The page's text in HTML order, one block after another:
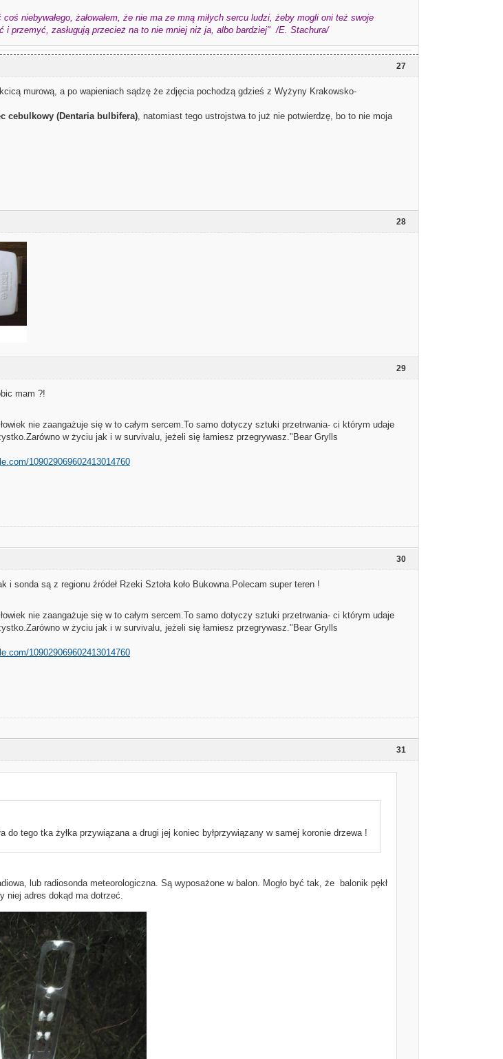
niebywałego, żałowałem, że nie ma ze mną miłych sercu ludzi, żeby mogli oni też swoje
i przemyć, zasługują przecież na to nie mniej niż ja, albo bardziej" /E. Stachura/
27
murową, a po wapieniach sądzę że zdjęcia pochodzą gdzieś z Wyżyny Krakowsko-
cebulkowy (Dentaria bulbifera), natomiast tego ustrojstwa to już nie potwierdzę, bo to nie moja
28
29
mam ?!
nie zaangażuje się w to całym sercem.To samo dotyczy sztuki przetrwania- ci którym udaje
w życiu jak i w survivalu, jeżeli się łamiesz przegrywasz."Bear Grylls
109029069602413014760
30
i sonda są z regionu źródeł Rzeki Sztoła koło Bukowna.Polecam super teren !
nie zaangażuje się w to całym sercem.To samo dotyczy sztuki przetrwania- ci którym udaje
w życiu jak i w survivalu, jeżeli się łamiesz przegrywasz."Bear Grylls
109029069602413014760
31
do tego tka żyłka przywiązana a drugi jej koniec byłprzywiązany w samej koronie drzewa !
lub radiosonda meteorologiczna. Są wyposażone w balon. Mogło być tak, że balonik pękł
niej adres dokąd ma dotrzeć.